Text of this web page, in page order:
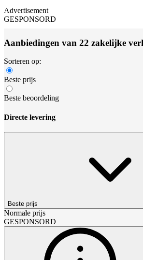
Advertisement
GESPONSORD
Aanbiedingen van 22 zakelijke
Sorteren op:
Beste prijs
Beste beoordeling
Directe levering
Beste prijs
Normale prijs
GESPONSORD